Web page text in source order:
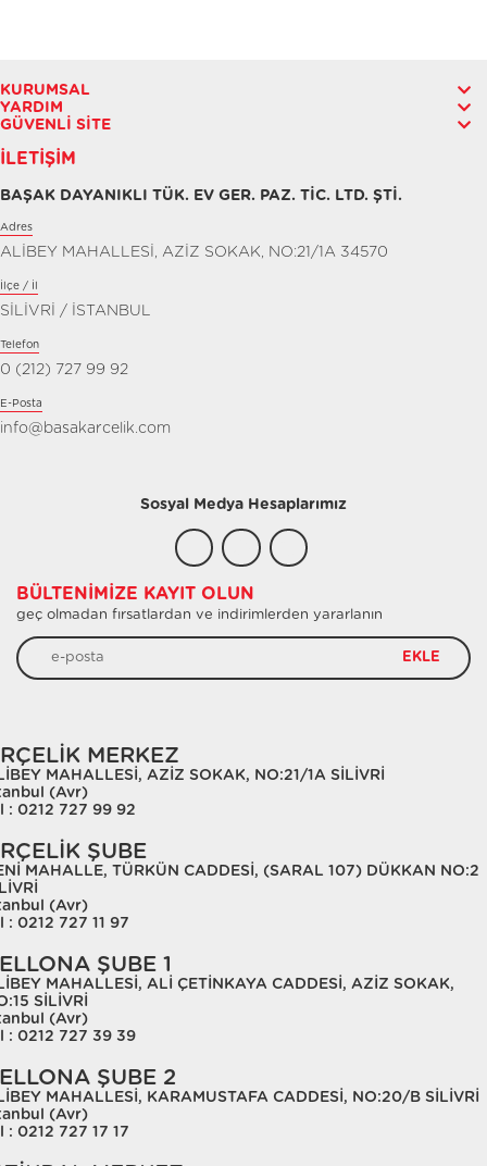
KURUMSAL
YARDIM
GÜVENLI SITE
İLETIŞIM
BAŞAK DAYANIKLI TÜK. EV GER. PAZ. TİC. LTD. ŞTİ.
Adres
ALİBEY MAHALLESİ, AZİZ SOKAK, NO:21/1A 34570
İlçe / İl
SİLİVRİ / İSTANBUL
Telefon
0 (212) 727 99 92
E-Posta
info@basakarcelik.com
Sosyal Medya Hesaplarımız
BÜLTENIMIZE KAYIT OLUN
geç olmadan fırsatlardan ve indirimlerden yararlanın
EKLE
MERKEZ
MAHALLESİ, AZİZ SOKAK, NO:21/1A SİLİVRİ
(Avr)
: 0212 727 99 92
ŞUBE
MAHALLE, TÜRKÜN CADDESİ, (SARAL 107) DÜKKAN NO:2
(Avr)
: 0212 727 11 97
ŞUBE 1
MAHALLESİ, ALİ ÇETİNKAYA CADDESİ, AZİZ SOKAK,
SİLİVRİ
(Avr)
: 0212 727 39 39
ŞUBE 2
MAHALLESİ, KARAMUSTAFA CADDESİ, NO:20/B SİLİVRİ
(Avr)
: 0212 727 17 17